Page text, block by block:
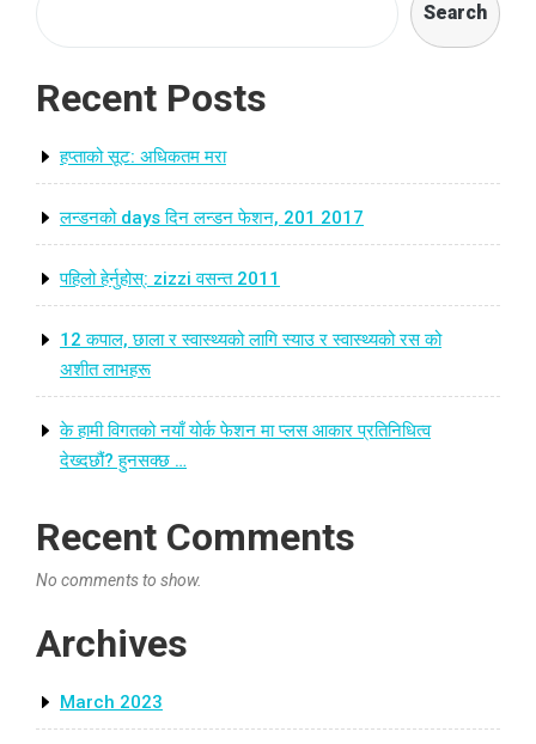
Search
Recent Posts
हप्ताको सूट: अधिकतम मरा
लन्डनको days दिन लन्डन फेशन, 201 2017
पहिलो हेर्नुहोस्: zizzi वसन्त 2011
12 कपाल, छाला र स्वास्थ्यको लागि स्याउ र स्वास्थ्यको रस को
अशीत लाभहरू
के हामी विगतको नयाँ योर्क फेशन मा प्लस आकार प्रतिनिधित्व
देख्दछौं? हुनसक्छ …
Recent Comments
No comments to show.
Archives
March 2023